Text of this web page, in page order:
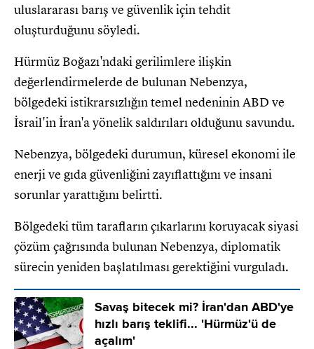
uluslararası barış ve güvenlik için tehdit
oluşturduğunu söyledi.
Hürmüz Boğazı'ndaki gerilimlere ilişkin
değerlendirmelerde de bulunan Nebenzya,
bölgedeki istikrarsızlığın temel nedeninin ABD ve
İsrail'in İran'a yönelik saldırıları olduğunu savundu.
Nebenzya, bölgedeki durumun, küresel ekonomi ile
enerji ve gıda güvenliğini zayıflattığını ve insani
sorunlar yarattığını belirtti.
Bölgedeki tüm tarafların çıkarlarını koruyacak siyasi
çözüm çağrısında bulunan Nebenzya, diplomatik
sürecin yeniden başlatılması gerektiğini vurguladı.
Savaş bitecek mi? İran'dan ABD'ye
hızlı barış teklifi... 'Hürmüz'ü de
açalım'